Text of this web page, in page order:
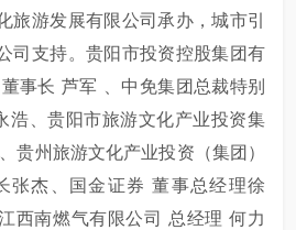
旅游发展有限公司承办，城市引
司支持。贵阳市投资控股集团有
事长 芦军 、中免集团总裁特别
浩、贵阳市旅游文化产业投资集
贵州旅游文化产业投资（集团）
张杰、国金证券 董事总经理徐
西南燃气有限公司 总经理 何力